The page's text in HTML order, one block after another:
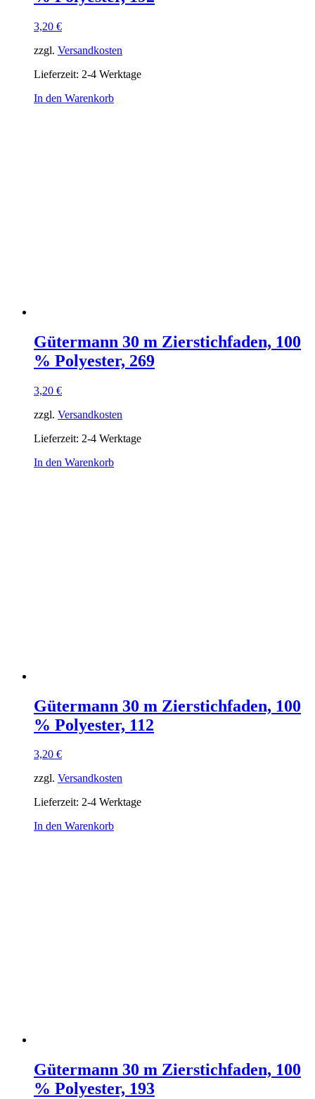
3,20 €
zzgl. Versandkosten
Lieferzeit: 2-4 Werktage
In den Warenkorb
Gütermann 30 m Zierstichfaden, 100
% Polyester, 269
3,20 €
zzgl. Versandkosten
Lieferzeit: 2-4 Werktage
In den Warenkorb
Gütermann 30 m Zierstichfaden, 100
% Polyester, 112
3,20 €
zzgl. Versandkosten
Lieferzeit: 2-4 Werktage
In den Warenkorb
Gütermann 30 m Zierstichfaden, 100
% Polyester, 193